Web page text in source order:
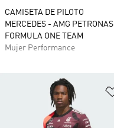
CAMISETA DE PILOTO
MERCEDES - AMG PETRONAS
FORMULA ONE TEAM
Mujer Performance